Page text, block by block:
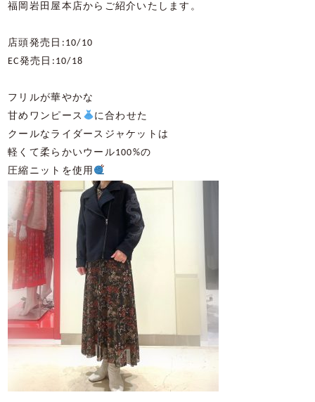
福岡岩田屋本店からご紹介いたします。
店頭発売日:10/10
EC発売日:10/18
フリルが華やかな
甘めワンピース
に合わせた
クールなライダースジャケットは
軽くて柔らかいウール100%の
圧縮ニットを使用